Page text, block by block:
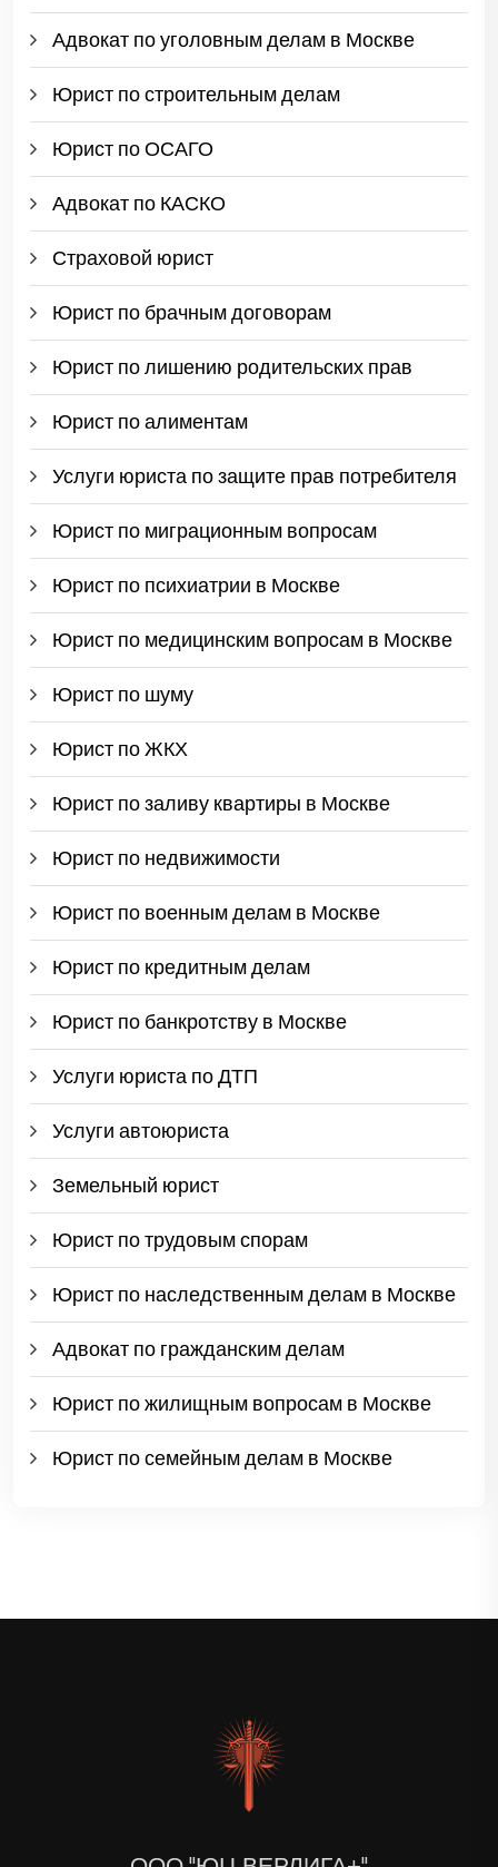
Адвокат по уголовным делам в Москве
Юрист по строительным делам
Юрист по ОСАГО
Адвокат по КАСКО
Страховой юрист
Юрист по брачным договорам
Юрист по лишению родительских прав
Юрист по алиментам
Услуги юриста по защите прав потребителя
Юрист по миграционным вопросам
Юрист по психиатрии в Москве
Юрист по медицинским вопросам в Москве
Юрист по шуму
Юрист по ЖКХ
Юрист по заливу квартиры в Москве
Юрист по недвижимости
Юрист по военным делам в Москве
Юрист по кредитным делам
Юрист по банкротству в Москве
Услуги юриста по ДТП
Услуги автоюриста
Земельный юрист
Юрист по трудовым спорам
Юрист по наследственным делам в Москве
Адвокат по гражданским делам
Юрист по жилищным вопросам в Москве
Юрист по семейным делам в Москве